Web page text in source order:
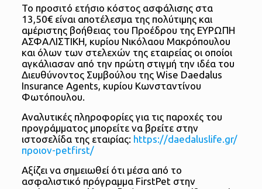
Το προσιτό ετήσιο κόστος ασφάλισης στα
13,50€ είναι αποτέλεσμα της πολύτιμης και
αμέριστης βοήθειας του Προέδρου της ΕΥΡΩΠΗ
ΑΣΦΑΛΙΣΤΙΚΗ, κυρίου Νικόλαου Μακρόπουλου
και όλων των στελεχών της εταιρείας οι οποίοι
αγκάλιασαν από την πρώτη στιγμή την ιδέα του
Διευθύνοντος Συμβούλου της Wise Daedalus
Insurance Agents, κυρίου Κωνσταντίνου
Φωτόπουλου.
Αναλυτικές πληροφορίες για τις παροχές του
προγράμματος μπορείτε να βρείτε στην
ιστοσελίδα της εταιρίας: https://daedaluslife.gr/
προιον-petfirst/
Αξίζει να σημειωθεί ότι μέσα από το
ασφαλιστικό πρόγραμμα FirstPet στην